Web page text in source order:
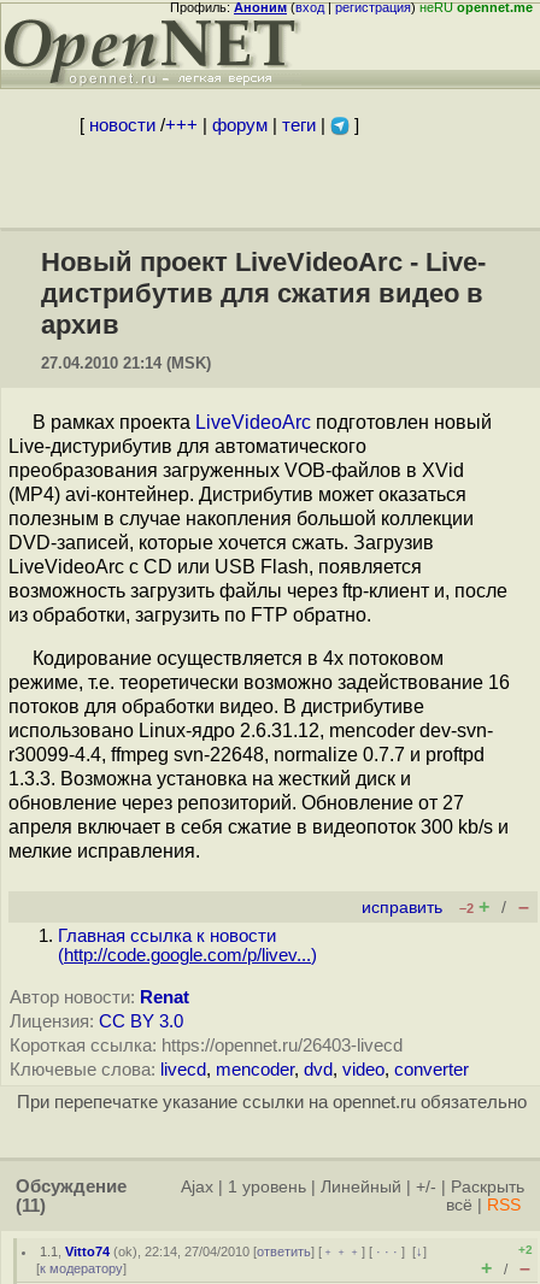
Профиль:Аноним(вход|регистрация)неRUopennet.me
[ новости/+++ форум| теги| ]
Новый проект LiveVideoArc - Live-
дистрибутив для сжатия видео в
архив
27.04.2010 21:14 (MSK)
В рамках проекта LiveVideoArc подготовлен новый
Live-дистурибутив для автоматического
преобразования загруженных VOB-файлов в XVid
(MP4) avi-контейнер. Дистрибутив может оказаться
полезным в случае накопления большой коллекции
DVD-записей, которые хочется сжать. Загрузив
LiveVideoArc с CD или USB Flash, появляется
возможность загрузить файлы через ftp-клиент и, после
из обработки, загрузить по FTP обратно.
Кодирование осуществляется в 4х потоковом
режиме, т.е. теоретически возможно задействование 16
потоков для обработки видео. В дистрибутиве
использовано Linux-ядро 2.6.31.12, mencoder dev-svn-
r30099-4.4, ffmpeg svn-22648, normalize 0.7.7 и proftpd
1.3.3. Возможна установка на жесткий диск и
обновление через репозиторий. Обновление от 27
апреля включает в себя сжатие в видеопоток 300 kb/s и
мелкие исправления.
исправить –2 + / –
Главная ссылка к новости
(http://code.google.com/p/livev...)
Автор новости: Renat
Лицензия: CC BY 3.0
Короткая ссылка: https://opennet.ru/26403-livecd
Ключевые слова: livecd, mencoder, dvd, video, converter
При перепечатке указание ссылки на opennet.ru обязательно
Обсуждение
(11)
Ajax 1 уровень Линейный +/-
Раскрыть
всё
RSS
1.1 ,Vitto74 (ok), 22:14, 27/04/2010 [ответить] [ ﹢﹢﹢] [ · · ·][↓]
[к модератору]
+2
+ / –